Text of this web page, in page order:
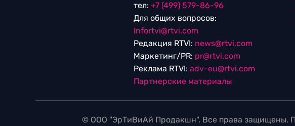
тел: +7 (499) 579-86-96
Для общих вопросов:
Infortvi@rtvi.com
Редакция RTVI: news@rtvi.com
Маркетинг/PR: pr@rtvi.com
Реклама RTVI: adv-eu@rtvi.com
Партнерские материалы
© ООО "ЭрТиВиАй Продакшн". Все права защищены.